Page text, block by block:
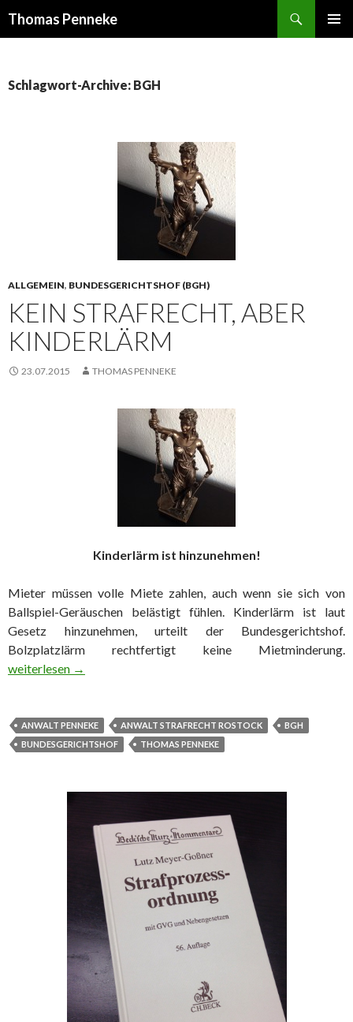
Thomas Penneke
Schlagwort-Archive: BGH
ALLGEMEIN, BUNDESGERICHTSHOF (BGH)
KEIN STRAFRECHT, ABER
KINDERLÄRM
23.07.2015 THOMAS PENNEKE
Kinderlärm ist hinzunehmen!
Mieter müssen volle Miete zahlen, auch wenn sie sich von
Ballspiel-Geräuschen belästigt fühlen. Kinderlärm ist laut
Gesetz hinzunehmen, urteilt der Bundesgerichtshof.
Bolzplatzlärm rechtfertigt keine Mietminderung.
Kein Strafrecht, aber Kinderlärm
weiterlesen →
ANWALT PENNEKE ANWALT STRAFRECHT ROSTOCK
BGH
BUNDESGERICHTSHOF
THOMAS PENNEKE